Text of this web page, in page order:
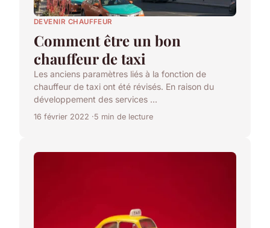
DEVENIR CHAUFFEUR
Comment être un bon
chauffeur de taxi
Les anciens paramètres liés à la fonction de
chauffeur de taxi ont été révisés. En raison du
développement des services ...
16 février 2022 5 min de lecture